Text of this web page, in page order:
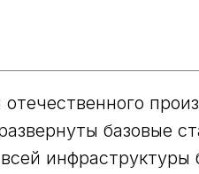
базовые
инфраструктуры